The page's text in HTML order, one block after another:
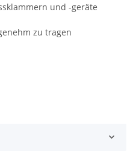
und -geräte
zu tragen